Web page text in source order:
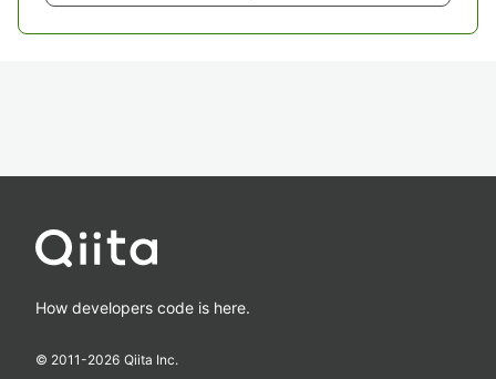
How developers code is here.
© 2011-2026 Qiita Inc.